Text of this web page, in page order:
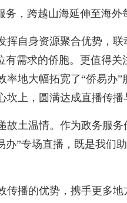
，跨越山海延伸至海
身资源聚合优势，联
需求的侨胞。更值得
地大幅拓宽了“侨易
上，圆满达成直播传播
土温情。作为政务服务
”专场直播，既是我们
播的优势，携手更多地